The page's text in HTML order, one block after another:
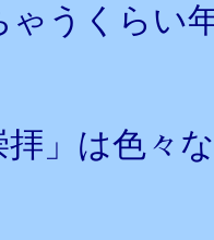
ゃうくらい
拝」は色々